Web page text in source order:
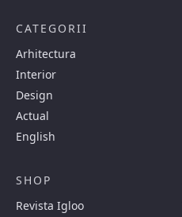
CATEGORII
Arhitectura
Interior
Design
Actual
English
SHOP
Revista Igloo